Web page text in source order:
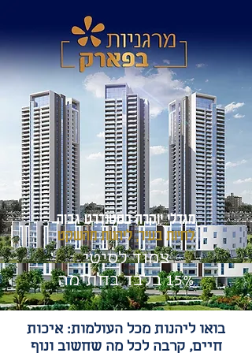
מגדלי‭ ‬יוקרה‭ ‬בסטנדרט‭ ‬גבוה
לחיות‭ ‬בעיר, ‬ליהנות‭ ‬מהשקט
צמוד לסיטי
15% בלבד בחתימה
בואו ליהנות מכל העולמות: איכות
חיים, קרבה לכל מה שחשוב ונוף